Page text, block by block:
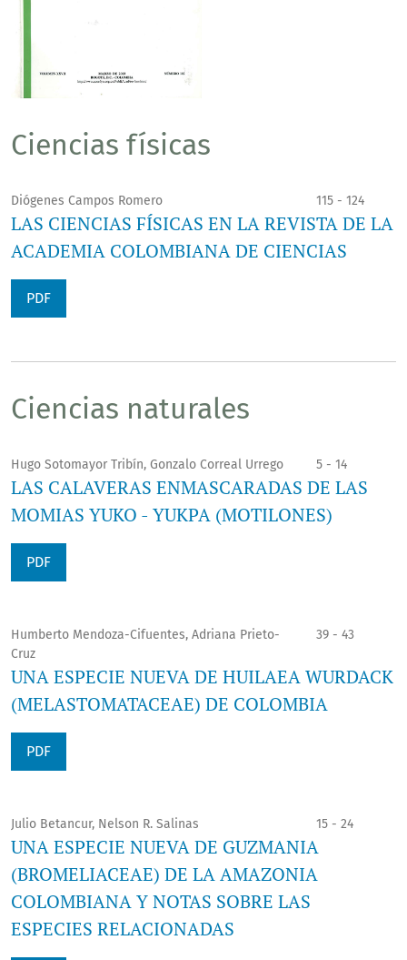
Ciencias físicas
Diógenes Campos Romero 115 - 124
LAS CIENCIAS FÍSICAS EN LA REVISTA DE LA
ACADEMIA COLOMBIANA DE CIENCIAS
PDF
Ciencias naturales
Hugo Sotomayor Tribín, Gonzalo Correal Urrego 5 - 14
LAS CALAVERAS ENMASCARADAS DE LAS
MOMIAS YUKO - YUKPA (MOTILONES)
PDF
Humberto Mendoza-Cifuentes, Adriana Prieto-
Cruz
39 - 43
UNA ESPECIE NUEVA DE HUILAEA WURDACK
(MELASTOMATACEAE) DE COLOMBIA
PDF
Julio Betancur, Nelson R. Salinas 15 - 24
UNA ESPECIE NUEVA DE GUZMANIA
(BROMELIACEAE) DE LA AMAZONIA
COLOMBIANA Y NOTAS SOBRE LAS
ESPECIES RELACIONADAS